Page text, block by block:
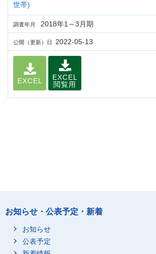
世帯)
調査年月 2018年1～3月期
公開（更新）日 2022-05-13
EXCEL
EXCEL
閲覧用
お知らせ・公表予定・新着
お知らせ
公表予定